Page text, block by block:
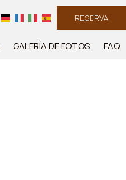
RESERVA
GALERÍA DE FOTOS FAQ